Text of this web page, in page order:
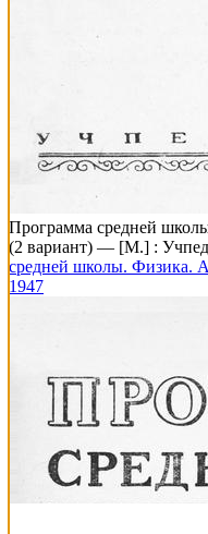
Программа средней
(2 вариант) — [М.] :
средней школы. Физика.
1947